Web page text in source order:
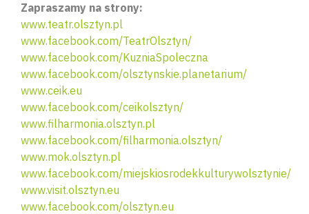
Zapraszamy na strony:
www.teatr.olsztyn.pl
www.facebook.com/TeatrOlsztyn/
www.facebook.com/KuzniaSpoleczna
www.facebook.com/olsztynskie.planetarium/
www.ceik.eu
www.facebook.com/ceikolsztyn/
www.filharmonia.olsztyn.pl
www.facebook.com/filharmonia.olsztyn/
www.mok.olsztyn.pl
www.facebook.com/miejskiosrodekkulturywolsztynie/
www.visit.olsztyn.eu
www.facebook.com/olsztyn.eu